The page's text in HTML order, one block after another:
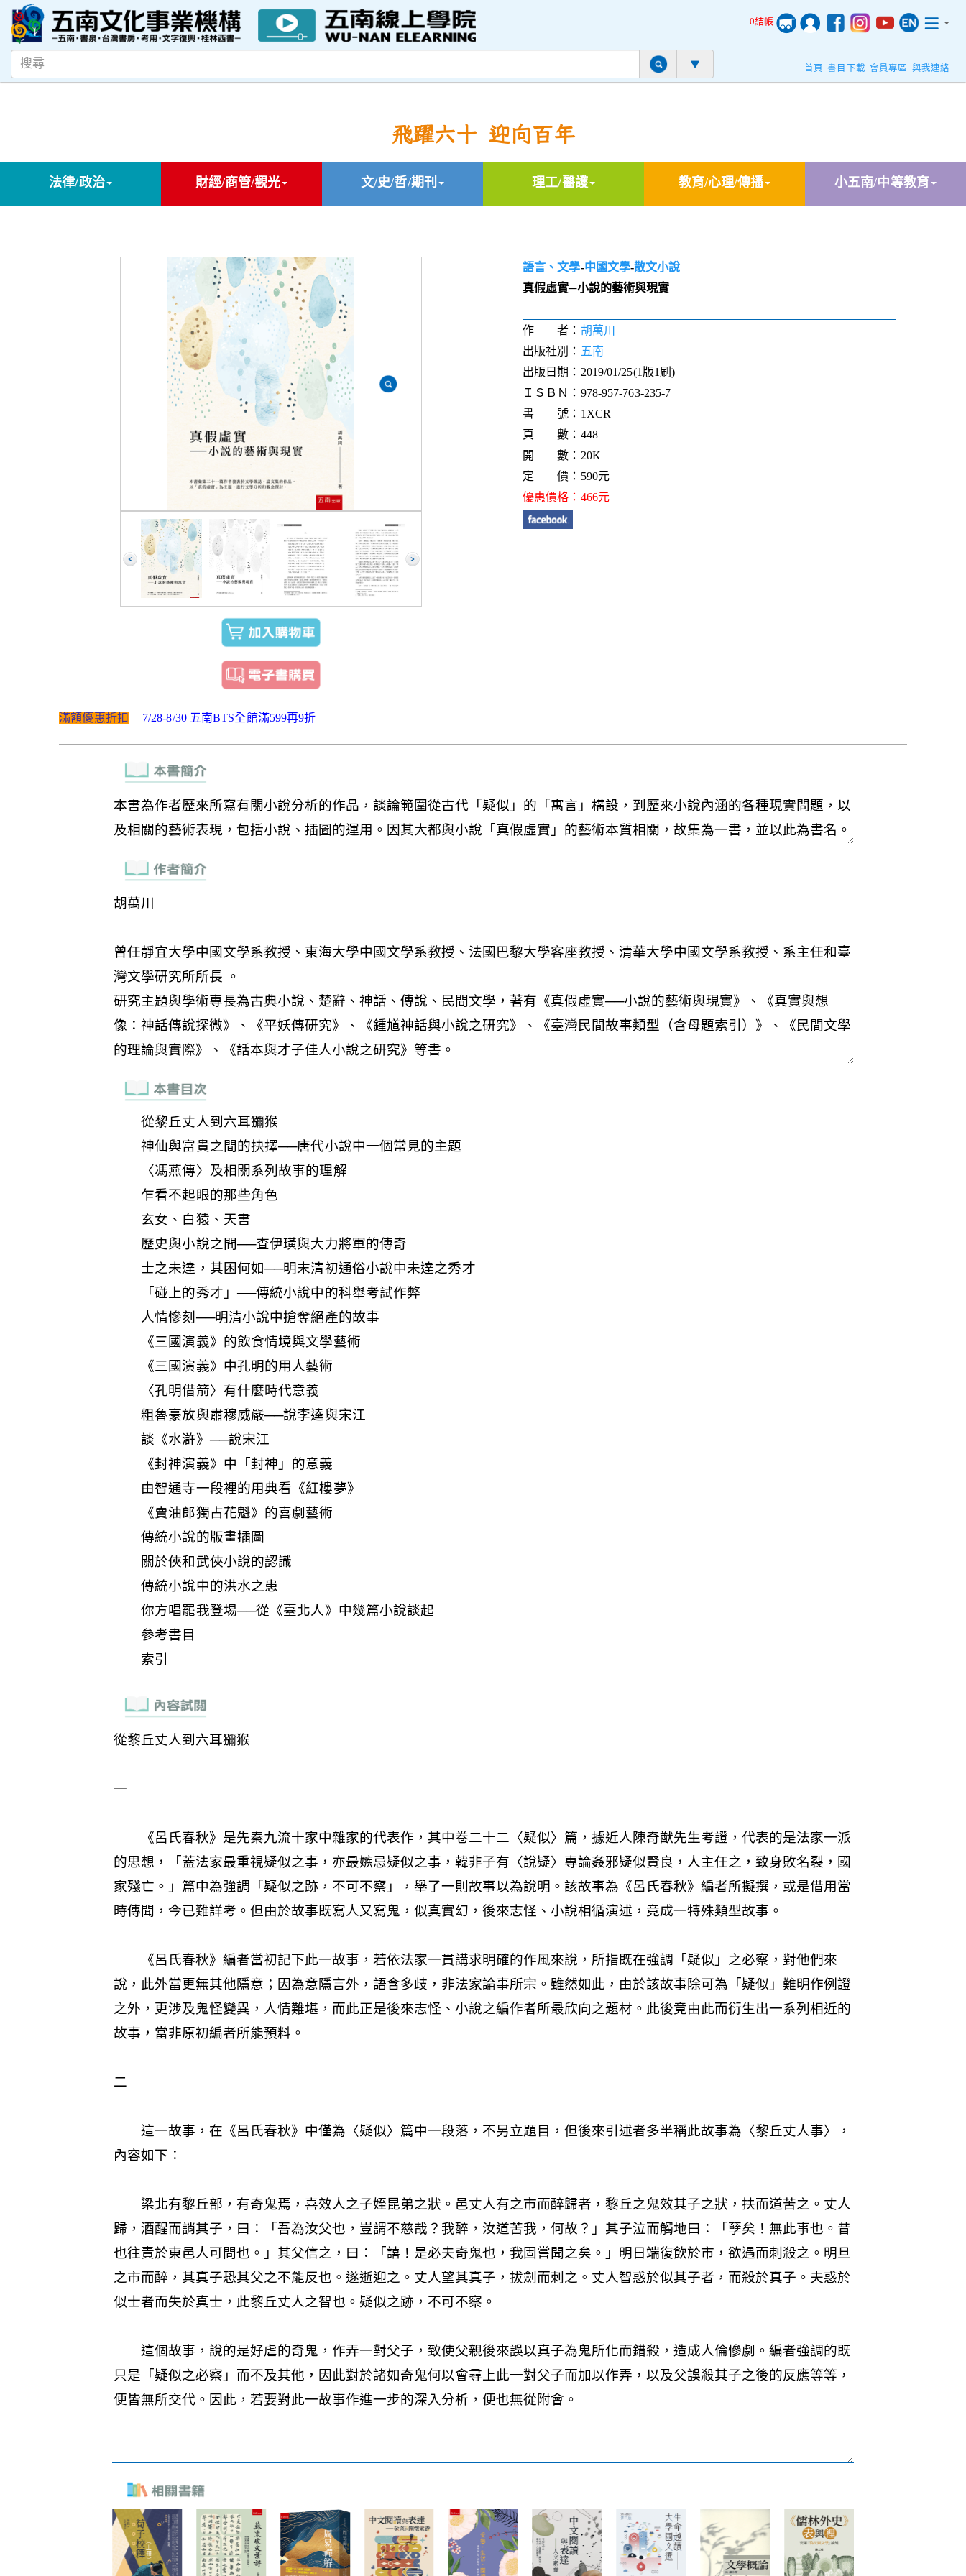
0結帳
首頁 書目下載 會員專區 與我連絡
飛躍六十 迎向百年
法律/政治 財經/商管/觀光 文/史/哲/期刊 理工/醫護 教育/心理/傳播 小五南/中等教育
語言、文學-中國文學-散文小說
真假虛實─小說的藝術與現實
作 者： 胡萬川
出版社別： 五南
出版日期：2019/01/25(1版1刷)
ＩＳＢＮ：978-957-763-235-7
書 號：1XCR
頁 數：448
開 數：20K
定 價：590元
優惠價格：466元
滿額優惠折扣 7/28-8/30 五南BTS全館滿599再9折
從黎丘丈人到六耳獼猴
神仙與富貴之間的抉擇──唐代小說中一個常見的主題
〈馮燕傳〉及相關系列故事的理解
乍看不起眼的那些角色
玄女、白猿、天書
歷史與小說之間──查伊璜與大力將軍的傳奇
士之未達，其困何如──明末清初通俗小說中未達之秀才
「碰上的秀才」──傳統小說中的科舉考試作弊
人情慘刻──明清小說中搶奪絕產的故事
《三國演義》的飲食情境與文學藝術
《三國演義》中孔明的用人藝術
〈孔明借箭〉有什麼時代意義
粗魯豪放與肅穆威嚴──說李逵與宋江
談《水滸》──說宋江
《封神演義》中「封神」的意義
由智通寺一段裡的用典看《紅樓夢》
《賣油郎獨占花魁》的喜劇藝術
傳統小說的版畫插圖
關於俠和武俠小說的認識
傳統小說中的洪水之患
你方唱罷我登埸──從《臺北人》中幾篇小說談起
參考書目
索引